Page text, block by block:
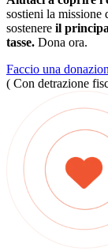
sostieni la
sostenere il
tasse. Dona ora.
Faccio una
( Con detrazione